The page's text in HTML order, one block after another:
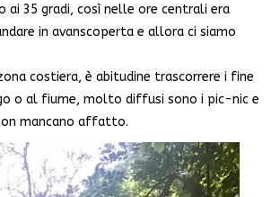
ai 35 gradi, così nelle ore centrali era
in avanscoperta e allora ci siamo
costiera, è abitudine trascorrere i fine
o al fiume, molto diffusi sono i pic-nic e
mancano affatto.